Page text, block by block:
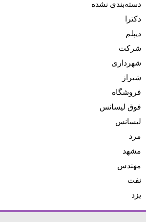
دسته‌بندی نشده
دکترا
دیپلم
شرکت
شهرداری
شیراز
فروشگاه
فوق لیسانس
لیسانس
مرد
مشهد
مهندس
نفت
یزد